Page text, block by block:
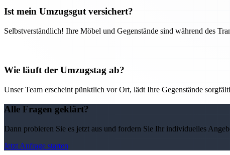
Ist mein Umzugsgut versichert?
Selbstverständlich! Ihre Möbel und Gegenstände sind während des
Wie läuft der Umzugstag ab?
Unser Team erscheint pünktlich vor Ort, lädt Ihre Gegenstände
Alle Fragen geklärt?
Dann probieren Sie es jetzt aus und fordern Sie Ihr individuelles
Jetzt Anfrage starten